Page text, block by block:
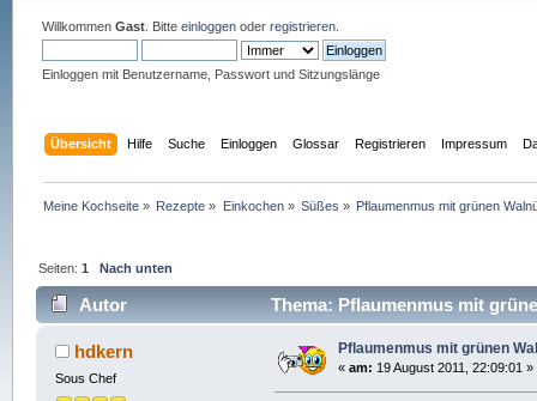
Willkommen Gast. Bitte einloggenoder registrieren.
Einloggen mit Benutzername, Passwort und Sitzungslänge
Übersicht Hilfe Suche Einloggen Glossar Registrieren Impressum
Meine Kochseite » Rezepte » Einkochen» Süßes » Pflaumenmus mit grünen
Seiten:1 Nach unten
Autor Thema: Pflaumenmus mit
hdkern
Sous Chef
Pflaumenmus mit grünen
« am: 19 August 2011, 22:09:01 »